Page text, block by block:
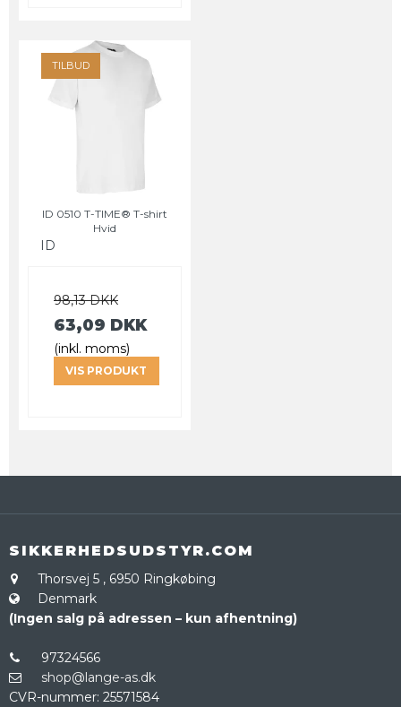
TILBUD
ID 0510 T-TIME® T-shirt
Hvid
ID
98,13 DKK
63,09 DKK
(inkl. moms)
VIS PRODUKT
SIKKERHEDSUDSTYR.COM
Thorsvej 5 , 6950 Ringkøbing
Denmark
(Ingen salg på adressen – kun afhentning)
97324566
shop@lange-as.dk
CVR-nummer: 25571584